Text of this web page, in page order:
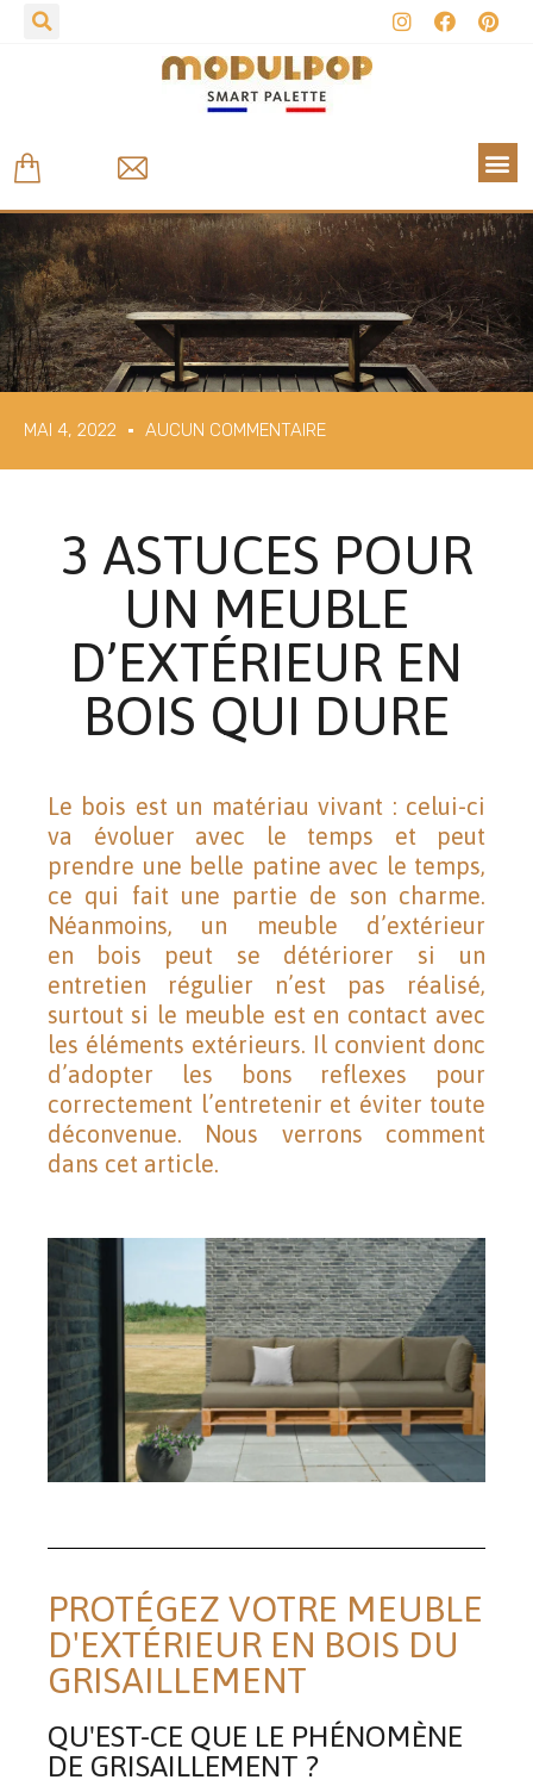
MAI 4, 2022 AUCUN COMMENTAIRE
3 ASTUCES POUR
UN MEUBLE
D’EXTÉRIEUR EN
BOIS QUI DURE
Le bois est un matériau vivant : celui-ci
va évoluer avec le temps et peut
prendre une belle patine avec le temps,
ce qui fait une partie de son charme.
Néanmoins, un meuble d’extérieur
en
bois peut se détériorer si un
entretien régulier n’est pas réalisé,
surtout si le meuble est en contact avec
les éléments extérieurs. Il convient donc
d’adopter les bons reflexes pour
correctement l’entretenir et éviter toute
déconvenue. Nous verrons comment
dans cet article.
PROTÉGEZ VOTRE MEUBLE
D'EXTÉRIEUR EN BOIS DU
GRISAILLEMENT
QU'EST-CE QUE LE PHÉNOMÈNE
DE GRISAILLEMENT ?